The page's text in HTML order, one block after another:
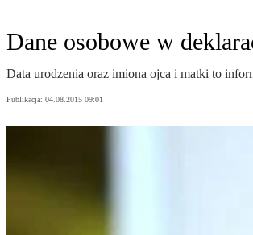
Dane osobowe w
Data urodzenia oraz imiona ojca i matki to
Publikacja: 04.08.2015 09:01